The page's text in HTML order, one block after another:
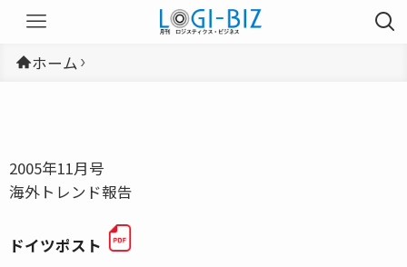
ホーム
2005年11月号
海外トレンド報告
ドイツポスト